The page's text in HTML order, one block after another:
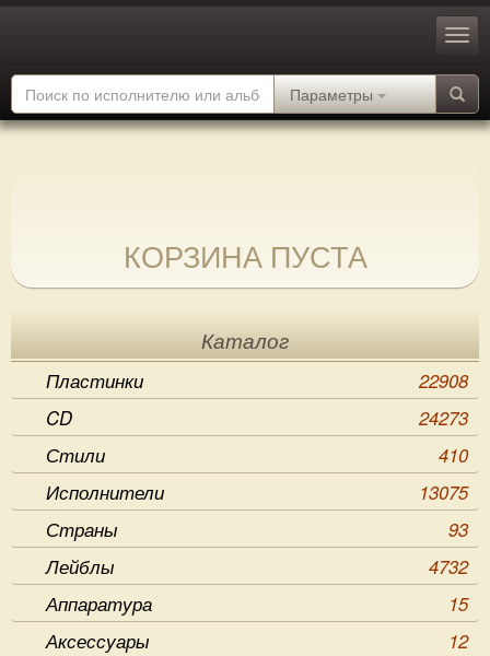
Параметры
КОРЗИНА ПУСТА
Каталог
Пластинки
22908
CD
24273
Стили
410
Исполнители
13075
Страны
93
Лейблы
4732
Аппаратура
15
Аксессуары
12